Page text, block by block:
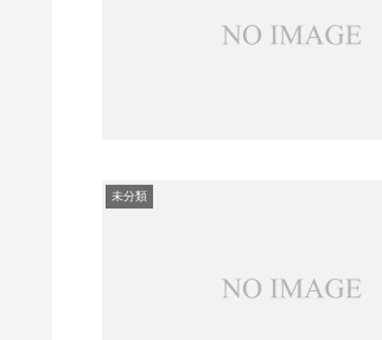
未分類